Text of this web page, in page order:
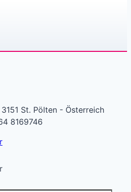
St. Pölten - Österreich
8169746